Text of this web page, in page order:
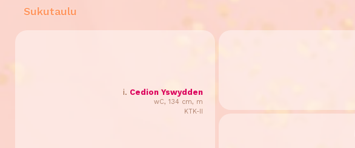
Sukutaulu
i. Cedion Yswydden
wC, 134 cm, m
KTK-II